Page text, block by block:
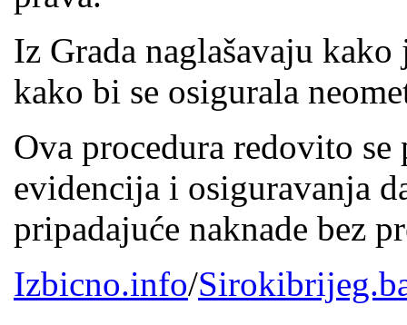
Iz Grada naglašavaju
kako bi se osigurala
Ova procedura redovito
evidencija i osiguravanja
pripadajuće naknade bez
Izbicno.info/